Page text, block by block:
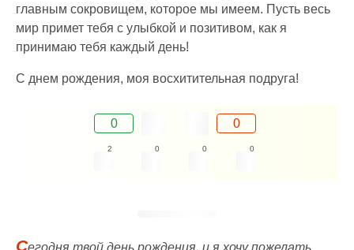
главным сокровищем, которое мы имеем. Пусть весь
мир примет тебя с улыбкой и позитивом, как я
принимаю тебя каждый день!
С днем рождения, моя восхитительная подруга!
0 0
2 0 0 0
Сегодня твой день рождения, и я хочу пожелать